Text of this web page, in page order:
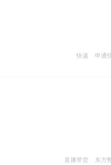
快递 申通
直播带货 东方